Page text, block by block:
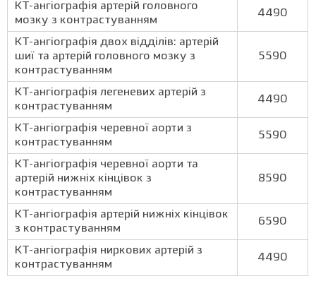
КТ-ангіографія артерій головного
мозку з контрастуванням
4490
КТ-ангіографія двох відділів: артерій
шиї та артерій головного мозку з
контрастуванням
5590
КТ-ангіографія легеневих артерій з
контрастуванням
4490
КТ-ангіографія черевної аорти з
контрастуванням
5590
КТ-ангіографія черевної аорти та
артерій нижніх кінцівок з
контрастуванням
8590
КТ-ангіографія артерій нижніх кінцівок
з контрастуванням
6590
КТ-ангіографія ниркових артерій з
контрастуванням
4490